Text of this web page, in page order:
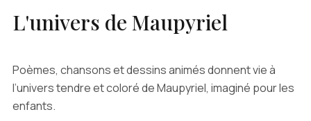
L'univers de Maupyriel
Poèmes, chansons et dessins animés donnent vie à
l’univers tendre et coloré de Maupyriel, imaginé pour les
enfants.